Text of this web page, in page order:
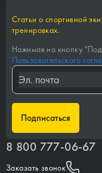
Статьи о спортивной
тренировках.
Нажимая на кнопку "
Пользовательского
Подписаться
8 800 777-06-67
Заказать звонок